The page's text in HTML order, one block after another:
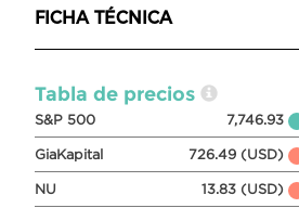
FICHA TÉCNICA
Tabla de precios
S&P 500 7,746.93
GiaKapital 726.49 (USD)
NU 13.83 (USD)